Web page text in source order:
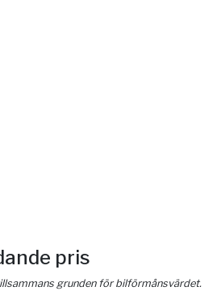
pris
grunden för bilförmånsvärdet.